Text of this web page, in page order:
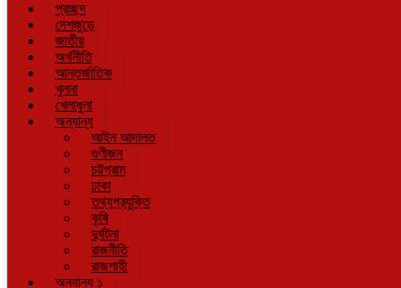
প্রচ্ছদ
দেশজুড়ে
জাতীয়
অর্থনীতি
আন্তর্জাতিক
খুলনা
খেলাধুলা
অন্যান্য
আইন আদালত
গুণীজন
চট্টগ্রাম
ঢাকা
তথ্যপ্রযুক্তি
কৃষি
দুর্ঘটনা
রাজনীতি
রাজশাহী
অন্যান্য ১